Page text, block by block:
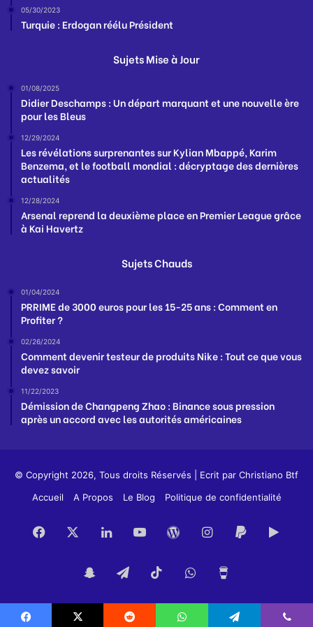
05/30/2023
Turquie : Erdogan réélu Président
Sujets Mise à Jour
01/08/2025
Didier Deschamps : Un départ marquant et une nouvelle ère
pour les Bleus
12/29/2024
Les révélations surprenantes sur Kylian Mbappé, Karim
Benzema, et le football mondial : décryptage des dernières
actualités
12/28/2024
Arsenal reprend la deuxième place en Premier League grâce
à Kai Havertz
Sujets Chauds
01/04/2024
PRRIME de 3000 euros pour les 15-25 ans : Comment en
Profiter ?
02/26/2024
Comment devenir testeur de produits Nike : Tout ce que vous
devez savoir
11/22/2023
Démission de Changpeng Zhao : Binance sous pression
après un accord avec les autorités américaines
© Copyright 2026, Tous droits Réservés | Ecrit par Christiano Btf
Accueil
A Propos Le Blog Politique de confidentialité
Facebook LinkedinYouTubeWordPressInstagram
PayPal
SnapchatTelegramTikTokWhatsApp
Me